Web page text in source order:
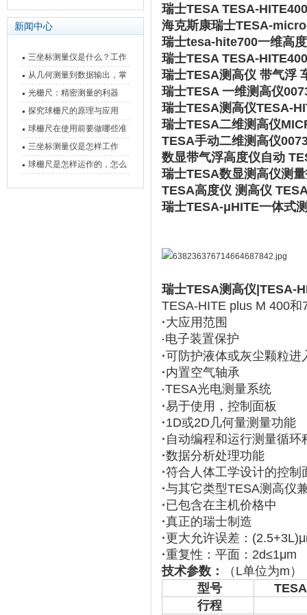
新闻中心
三坐标测量仪是什么？工作
原理、分类与核心功能一次
讲清
从几何测量到数据输出，掌
握万濠影像测量仪的六大核
心能力
光栅尺：精密测量的利器
探究球栅尺的原理与应用
球栅尺在使用前要做哪些准
备工作？
三坐标测量仪是怎样工作
的，功能有什么优势？
球栅尺是怎样运作的，怎么
瑞士TESA TESA-
海克斯康瑞士TESA-
瑞士tesa-hite700一维高
瑞士TESA TESA-
瑞士TESA测高仪 带气浮
瑞士TESA 一维测高仪
瑞士TESA测高仪TESA-
瑞士TESA二维测高仪
TESA手动二维测高仪
数显带气浮高度仪自动
瑞士TESA数显测高仪测
TESA高度仪 测高仪
瑞士TESA-μHITE一体式
瑞士TESA测高仪|TESA-
TESA-HITE plus M 400
·大应用范围
·电子装置保护
·可防护液体或灰尘颗粒进
·内置空气轴承
·TESA光电测量系统
·易于使用，控制面板
·1D或2D几何量测量功能
· 自动编程和运行测量循环
·数据分析处理功能
·符合人体工学设计的控制
·与其它类型TESA测高仪
·已包含在主机价格中
·真正的瑞士制造
·更大允许误差：
·重复性：平面：2d≤1μm
技术参数：
（L单位为m）
型号
行程